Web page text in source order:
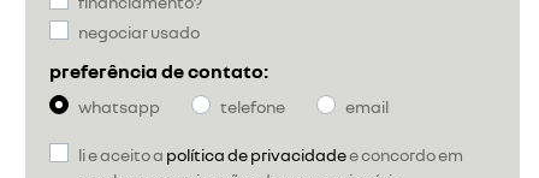
negociar usado
preferência de contato:
whatsapp telefone email
li e aceito a política de privacidadee concordo em